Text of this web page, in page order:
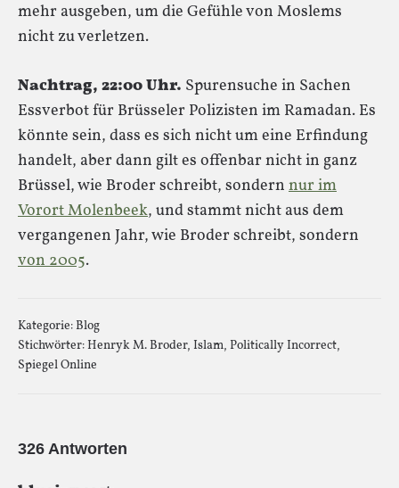
mehr ausgeben, um die Gefühle von Moslems
nicht zu verletzen.
Nachtrag, 22:00 Uhr. Spurensuche in Sachen
Essverbot für Brüsseler Polizisten im Ramadan. Es
könnte sein, dass es sich nicht um eine Erfindung
handelt, aber dann gilt es offenbar nicht in ganz
Brüssel, wie Broder schreibt, sondern nur im
Vorort Molenbeek, und stammt nicht aus dem
vergangenen Jahr, wie Broder schreibt, sondern
von 2005.
Kategorie:Blog
Stichwörter:Henryk M. Broder, Islam, Politically Incorrect,
Spiegel Online
326 Antworten